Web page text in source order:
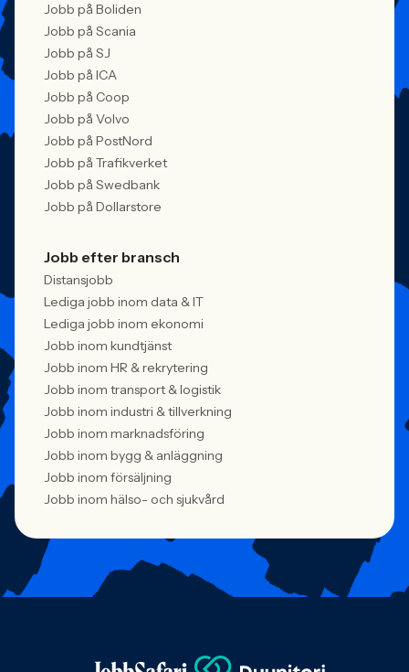
Jobb på Boliden
Jobb på Scania
Jobb på SJ
Jobb på ICA
Jobb på Coop
Jobb på Volvo
Jobb på PostNord
Jobb på Trafikverket
Jobb på Swedbank
Jobb på Dollarstore
Jobb efter bransch
Distansjobb
Lediga jobb inom data & IT
Lediga jobb inom ekonomi
Jobb inom kundtjänst
Jobb inom HR & rekrytering
Jobb inom transport & logistik
Jobb inom industri & tillverkning
Jobb inom marknadsföring
Jobb inom bygg & anläggning
Jobb inom försäljning
Jobb inom hälso- och sjukvård